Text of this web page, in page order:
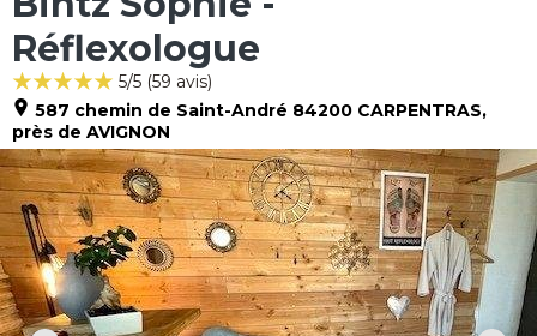
Réflexologue
5/5 (59 avis)
587 chemin de Saint-André 84200 CARPENTRAS,
près de AVIGNON